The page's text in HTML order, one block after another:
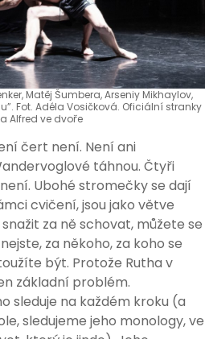
Matěj Šumbera, Arseniy Mikhaylov,
Fot. Adéla Vosičková. Oficiální stranky
Alfred ve dvoře
čert není. Není ani
táhnou. Čtyři
Ubohé stromečky se dají
cvičení, jsou jako větve
za ně schovat, můžete se
za někoho, za koho se
být. Protože Rutha v
základní problém.
sleduje na každém kroku (a
sledujeme jeho monology, ve